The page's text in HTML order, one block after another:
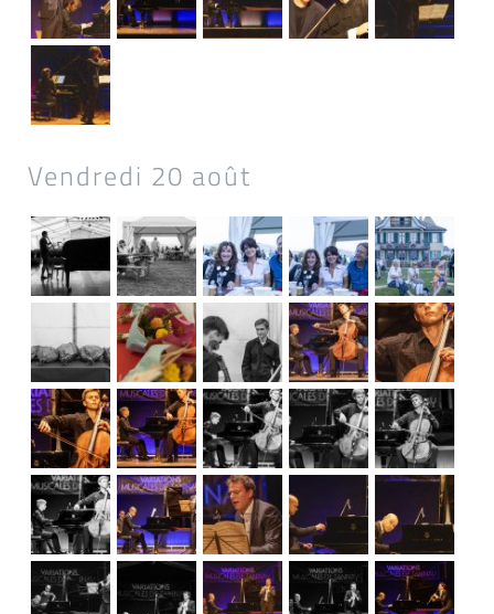
Vendredi 20 août